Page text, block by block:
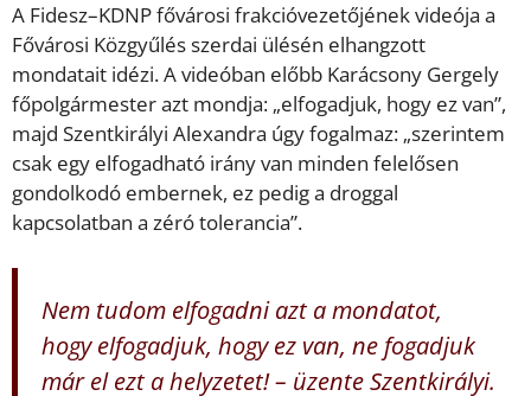
A Fidesz–KDNP fővárosi frakcióvezetőjének videója a
Fővárosi Közgyűlés szerdai ülésén elhangzott
mondatait idézi. A videóban előbb Karácsony Gergely
főpolgármester azt mondja: „elfogadjuk, hogy ez van”,
majd Szentkirályi Alexandra úgy fogalmaz: „szerintem
csak egy elfogadható irány van minden felelősen
gondolkodó embernek, ez pedig a droggal
kapcsolatban a zéró tolerancia”.
Nem tudom elfogadni azt a mondatot,
hogy elfogadjuk, hogy ez van, ne fogadjuk
már el ezt a helyzetet! – üzente Szentkirályi.